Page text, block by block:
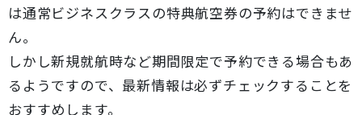
は通常ビジネスクラスの特典航空券の予約はできませ
ん。
しかし新規就航時など期間限定で予約できる場合もあ
るようですので、最新情報は必ずチェックすることを
おすすめします。